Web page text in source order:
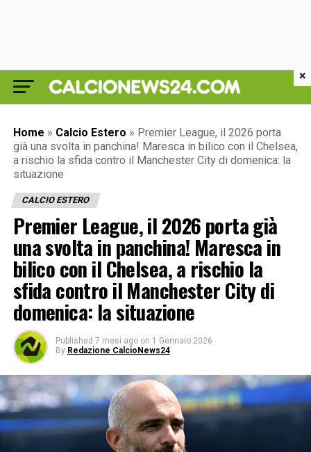
Home » Calcio Estero » Premier League, il 2026 porta
già una svolta in panchina! Maresca in bilico con il Chelsea,
a rischio la sfida contro il Manchester City di domenica: la
situazione
CALCIO ESTERO
Premier League, il 2026 porta già
una svolta in panchina! Maresca in
bilico con il Chelsea, a rischio la
sfida contro il Manchester City di
domenica: la situazione
Published 7 mesi ago on 1 Gennaio 2026
By Redazione CalcioNews24
×